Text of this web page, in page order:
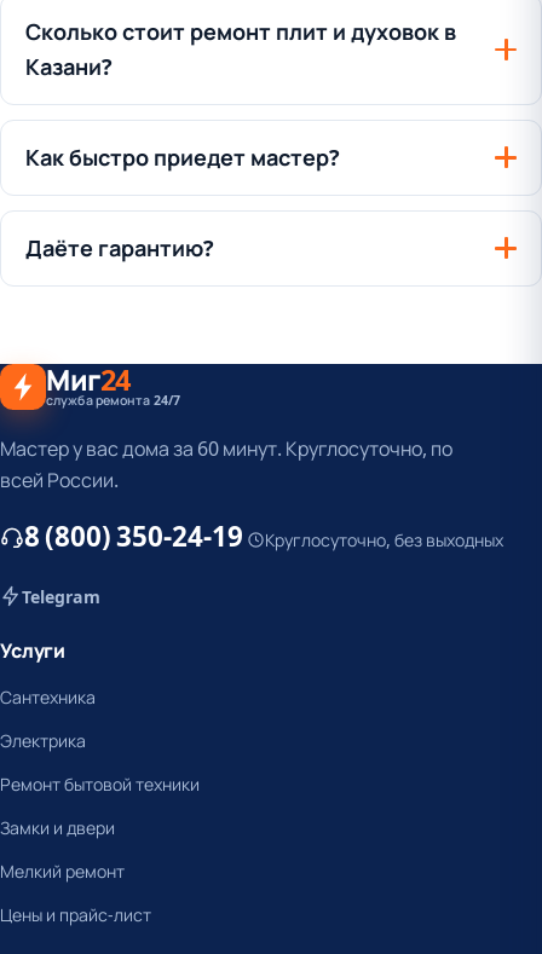
Сколько стоит ремонт плит и духовок в
Казани?
Как быстро приедет мастер?
Даёте гарантию?
Миг24
служба ремонта 24/7
Мастер у вас дома за 60 минут. Круглосуточно, по
всей России.
8 (800) 350-24-19 Круглосуточно, без выходных
Telegram
Услуги
Сантехника
Электрика
Ремонт бытовой техники
Замки и двери
Мелкий ремонт
Цены и прайс-лист